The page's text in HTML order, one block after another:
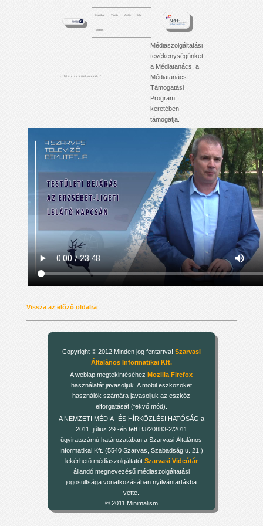
Kezdőlap Videók Archív Info
Tartalom
'. . . f i l m j e i n k é j j e l - n a p p a l . . .'
Médiaszolgáltatási
tevékenységünket
a Médiatanács, a
Médiatanács
Támogatási
Program
keretében
támogatja.
Vissza az előző oldalra
Copyright © 2012 Minden jog fentartva! Szarvasi
Általános Informatikai Kft.
A weblap megtekintéséhezMozilla Firefox
használatát javasoljuk. A mobil eszközöket
használók számára javasoljuk az eszköz
elforgatását (fekvő mód).
A NEMZETI MÉDIA- ÉS HÍRKÖZLÉSI HATÓSÁG a
2011. július 29 -én tett BJ/20883-2/2011
ügyiratszámú határozatában a Szarvasi Általános
Informatikai Kft. (5540 Szarvas, Szabadság u. 21.)
lekérhető médiaszolgáltatót Szarvasi Videótár
állandó megnevezésű médiaszolgáltatási
jogosultsága vonatkozásában nyílvántartásba
vette.
© 2011 Minimalism